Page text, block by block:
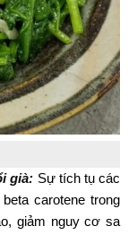
già: Sự tích tụ các
carotene trong
giảm nguy cơ sa